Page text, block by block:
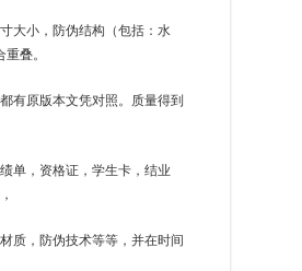
大小，防伪结构（包括：水
叠。
有原版本文凭对照。质量得到
单，资格证，学生卡，结业
质，防伪技术等等，并在时间